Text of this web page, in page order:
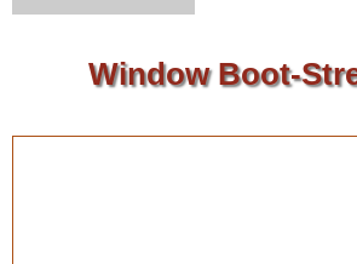
Window Boot-